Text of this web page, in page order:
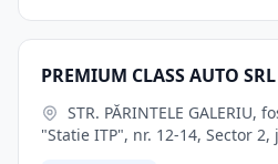
PREMIUM CLASS AUTO SRL
"Statie ITP", nr. 12-14, Sector